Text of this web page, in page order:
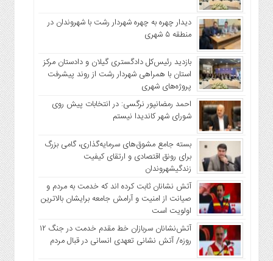
دیدار چهره به چهره شهردار رشت با شهروندان در
منطقه ۵ شهری
بازدید رئیس‌کل دادگستری گیلان و دادستان مرکز
استان با همراهی شهردار رشت از روند پیشرفت
پروژه‌های شهری
احمد رمضانپور نرگسی: در انتخابات پیش روی
شورای شهر کاندیدا نیستم
بسته جامع مشوق‌های سرمایه‌گذاری، گامی بزرگ
برای رونق اقتصادی و ارتقای کیفیت
زندگیشهروندان
آتش نشانان ثابت کرده اند که خدمت به مردم و
صیانت از امنیت و آرامش جامعه برایشان بالاترین
اولویت است
آتش‌نشانان سربازان خط مقدم خدمت در جنگ ۱۲
روزه/ آتش نشانی تعهدی انسانی در قبال مردم